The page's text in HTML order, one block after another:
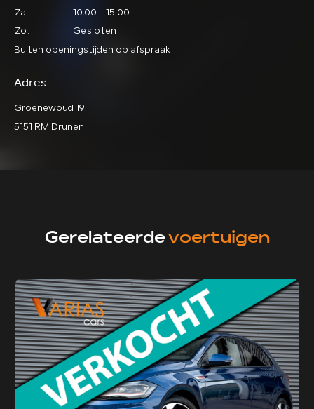
Za:
10.00 - 15.00
Zo:
Gesloten
Buiten openingstijden op afspraak
Adres
Groenewoud 19
5151 RM Drunen
Gerelateerdevoertuigen